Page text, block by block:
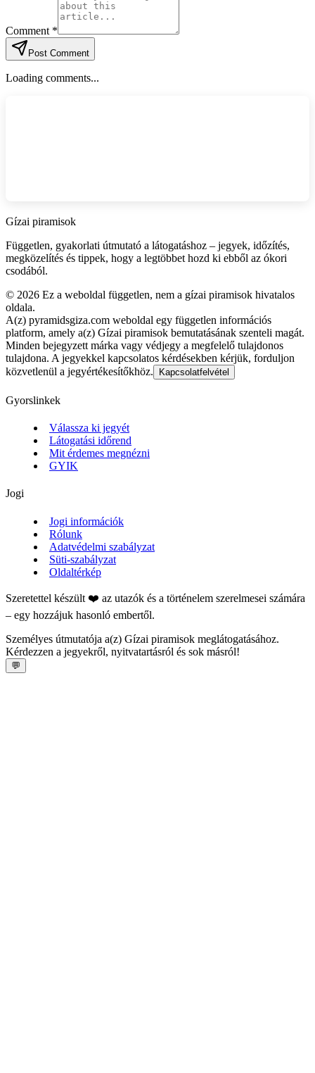
Comment *
Post Comment
Loading comments...
Gízai piramisok
Független, gyakorlati útmutató a látogatáshoz – jegyek, időzítés,
megközelítés és tippek, hogy a legtöbbet hozd ki ebből az ókori
csodából.
© 2026 Ez a weboldal független, nem a gízai piramisok hivatalos
oldala.
A(z) pyramidsgiza.com weboldal egy független információs
platform, amely a(z) Gízai piramisok bemutatásának szenteli magát.
Minden bejegyzett márka vagy védjegy a megfelelő tulajdonos
tulajdona. A jegyekkel kapcsolatos kérdésekben kérjük, forduljon
közvetlenül a jegyértékesítőkhöz.
Kapcsolatfelvétel
Gyorslinkek
Válassza ki jegyét
Látogatási időrend
Mit érdemes megnézni
GYIK
Jogi
Jogi információk
Rólunk
Adatvédelmi szabályzat
Süti-szabályzat
Oldaltérkép
Szeretettel készült ❤️ az utazók és a történelem szerelmesei számára
– egy hozzájuk hasonló embertől.
Személyes útmutatója a(z) Gízai piramisok meglátogatásához.
Kérdezzen a jegyekről, nyitvatartásról és sok másról!
💬